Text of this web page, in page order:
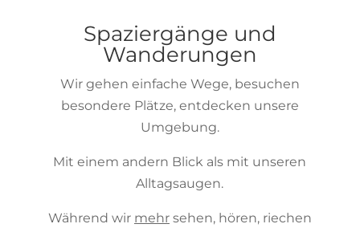
Spaziergänge und
Wanderungen
Wir gehen einfache Wege, besuchen
besondere Plätze, entdecken unsere
Umgebung.
Mit einem andern Blick als mit unseren
Alltagsaugen.
Während wir mehrsehen, hören, riechen